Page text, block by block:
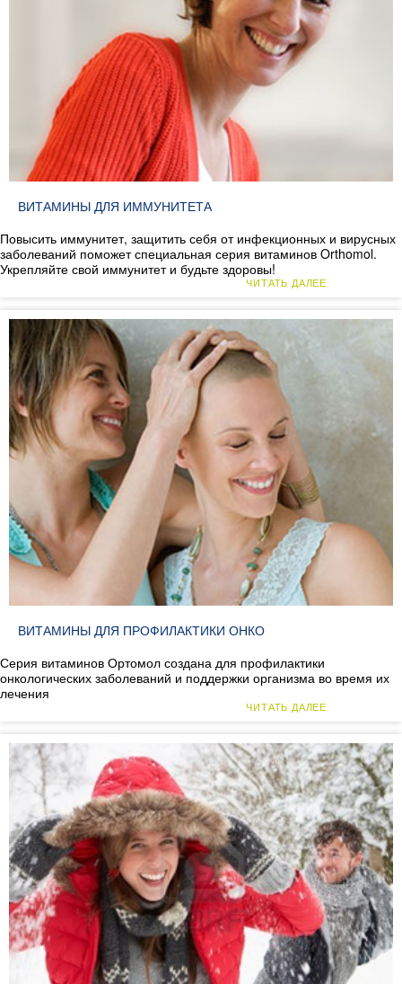
ВИТАМИНЫ ДЛЯ ИММУНИТЕТА
Повысить иммунитет, защитить себя от инфекционных и вирусных
заболеваний поможет специальная серия витаминов Orthomol.
Укрепляйте свой иммунитет и будьте здоровы!
ЧИТАТЬ ДАЛЕЕ
ВИТАМИНЫ ДЛЯ ПРОФИЛАКТИКИ ОНКО
Серия витаминов Ортомол создана для профилактики
онкологических заболеваний и поддержки организма во время их
лечения
ЧИТАТЬ ДАЛЕЕ